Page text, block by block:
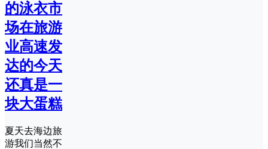
的泳衣市
场在旅游
业高速发
达的今天
还真是一
块大蛋糕
夏天去海边旅
游我们当然不